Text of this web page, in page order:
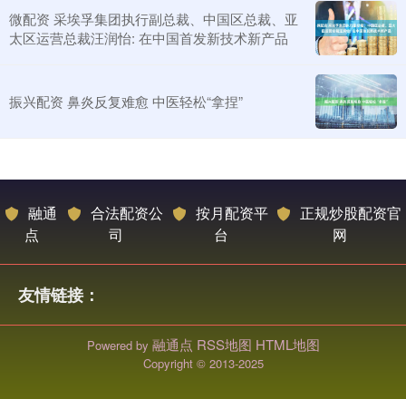
微配资 采埃孚集团执行副总裁、中国区总裁、亚
太区运营总裁汪润怡: 在中国首发新技术新产品
振兴配资 鼻炎反复难愈 中医轻松“拿捏”
融通
点
合法配资公
司
按月配资平
台
正规炒股配资官
网
友情链接：
Powered by 融通点 RSS地图 HTML地图
Copyright © 2013-2025